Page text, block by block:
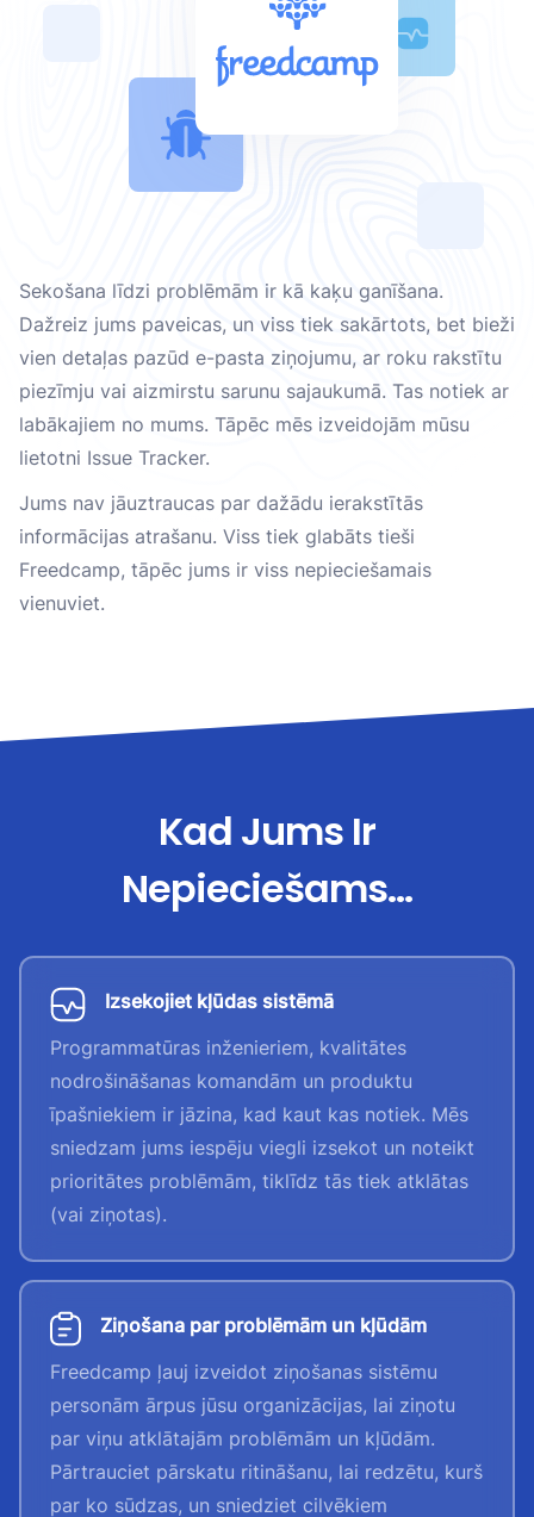
Sekošana līdzi problēmām ir kā kaķu ganīšana.
Dažreiz jums paveicas, un viss tiek sakārtots, bet bieži
vien detaļas pazūd e-pasta ziņojumu, ar roku rakstītu
piezīmju vai aizmirstu sarunu sajaukumā. Tas notiek ar
labākajiem no mums. Tāpēc mēs izveidojām mūsu
lietotni Issue Tracker.
Jums nav jāuztraucas par dažādu ierakstītās
informācijas atrašanu. Viss tiek glabāts tieši
Freedcamp, tāpēc jums ir viss nepieciešamais
vienuviet.
Kad Jums Ir
Nepieciešams...
Izsekojiet kļūdas sistēmā
Programmatūras inženieriem, kvalitātes
nodrošināšanas komandām un produktu
īpašniekiem ir jāzina, kad kaut kas notiek. Mēs
sniedzam jums iespēju viegli izsekot un noteikt
prioritātes problēmām, tiklīdz tās tiek atklātas
(vai ziņotas).
Ziņošana par problēmām un kļūdām
Freedcamp ļauj izveidot ziņošanas sistēmu
personām ārpus jūsu organizācijas, lai ziņotu
par viņu atklātajām problēmām un kļūdām.
Pārtrauciet pārskatu ritināšanu, lai redzētu, kurš
par ko sūdzas, un sniedziet cilvēkiem